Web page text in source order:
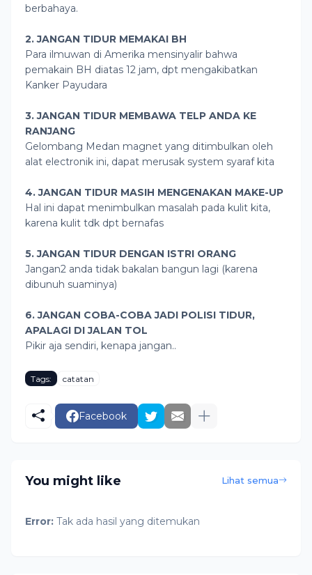
berbahaya.
2. JANGAN TIDUR MEMAKAI BH
Para ilmuwan di Amerika mensinyalir bahwa
pemakain BH diatas 12 jam, dpt mengakibatkan
Kanker Payudara
3. JANGAN TIDUR MEMBAWA TELP ANDA KE
RANJANG
Gelombang Medan magnet yang ditimbulkan oleh
alat electronik ini, dapat merusak system syaraf kita
4. JANGAN TIDUR MASIH MENGENAKAN MAKE-UP
Hal ini dapat menimbulkan masalah pada kulit kita,
karena kulit tdk dpt bernafas
5. JANGAN TIDUR DENGAN ISTRI ORANG
Jangan2 anda tidak bakalan bangun lagi (karena
dibunuh suaminya)
6. JANGAN COBA-COBA JADI POLISI TIDUR,
APALAGI DI JALAN TOL
Pikir aja sendiri, kenapa jangan..
Tags: catatan
Facebook
You might like Lihat semua
Error: Tak ada hasil yang ditemukan